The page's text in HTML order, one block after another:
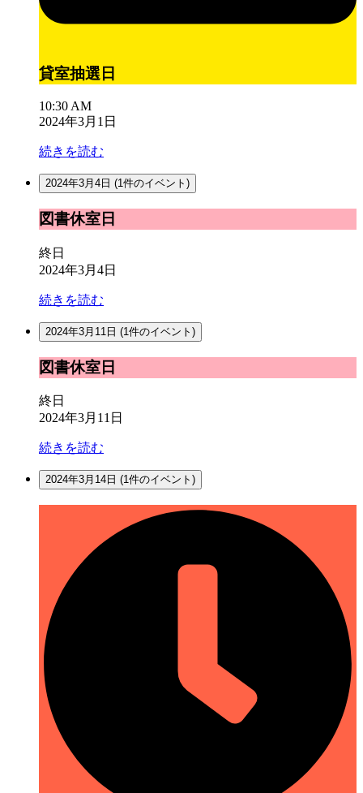
貸室抽選日
10:30 AM
2024年3月1日
続きを読む
2024年3月4日 (1件のイベント)
図
書
休
室
図書休室日
終日
2024年3月4日
続きを読む
2024年3月11日 (1件のイベント)
図
書
休
室
図書休室日
終日
2024年3月11日
続きを読む
2024年3月14日 (1件のイベント)
（休
日）